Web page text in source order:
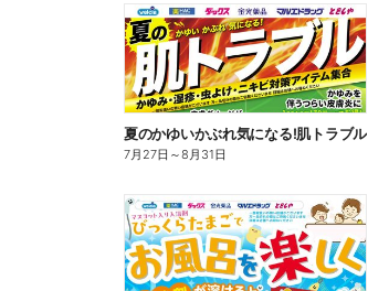
夏のかゆいかぶれ気になる!肌トラブル
7月27日 ～8月31日